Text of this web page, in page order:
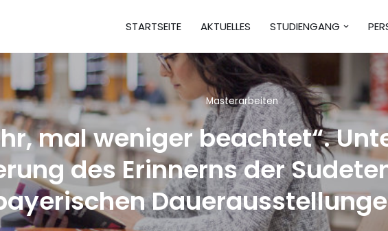
STARTSEITE AKTUELLES STUDIENGANG
Masterarbeiten
mal weniger beachtet“.
des Erinnerns der